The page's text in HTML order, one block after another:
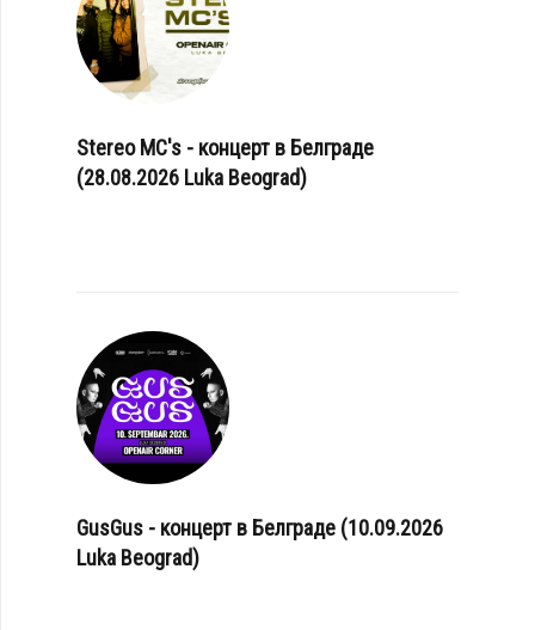
Stereo MC's - концерт в Белграде
(28.08.2026 Luka Beograd)
GusGus - концерт в Белграде (10.09.2026
Luka Beograd)